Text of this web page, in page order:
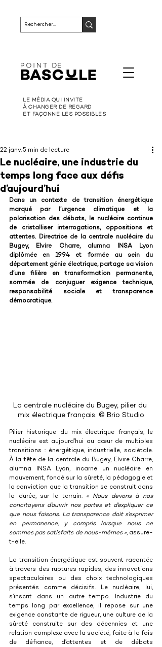
LE MÉDIA QUI INVITE
À CHANGER DE REGARD
ET FAÇONNE LES POSSIBLES
Le nucléaire, une industrie du
temps long face aux défis
d’aujourd’hui
22 janv.5 min de lecture
Dans un contexte de transition énergétique
marqué par l’urgence climatique et la
polarisation des débats, le nucléaire continue
de cristalliser interrogations, oppositions et
attentes. Directrice de la centrale nucléaire du
Bugey, Elvire Charre, alumna INSA Lyon
diplômée en 1994 et formée au sein du
département génie électrique, partage sa vision
d’une filière en transformation permanente,
sommée de conjuguer exigence technique,
responsabilité sociale et transparence
démocratique.
La centrale nucléaire du Bugey, pilier du
mix électrique français. © Brio Studio
Pilier historique du mix électrique français, le
nucléaire est aujourd’hui au cœur de multiples
transitions : énergétique, industrielle, sociétale.
À la tête de la centrale du Bugey, Elvire Charre,
alumna INSA Lyon, incarne un nucléaire en
mouvement, fondé sur la sûreté, la pédagogie et
la conviction que la transition se construit dans
la durée, sur le terrain. « Nous devons à nos
concitoyens d’ouvrir nos portes et d’expliquer ce
que nous faisons. La transparence doit s’exprimer
en permanence, y compris lorsque nous ne
sommes pas satisfaits de nous-mêmes », assure-
t-elle.
La transition énergétique est souvent racontée
à travers des ruptures rapides, des innovations
spectaculaires ou des choix technologiques
présentés comme décisifs. Le nucléaire, lui,
s’inscrit dans un autre tempo. Industrie du
temps long par excellence, il repose sur une
exigence constante de rigueur, une culture de la
sûreté construite sur des décennies et une
relation complexe avec la société, faite à la fois
de défiance, d’attentes et de débats